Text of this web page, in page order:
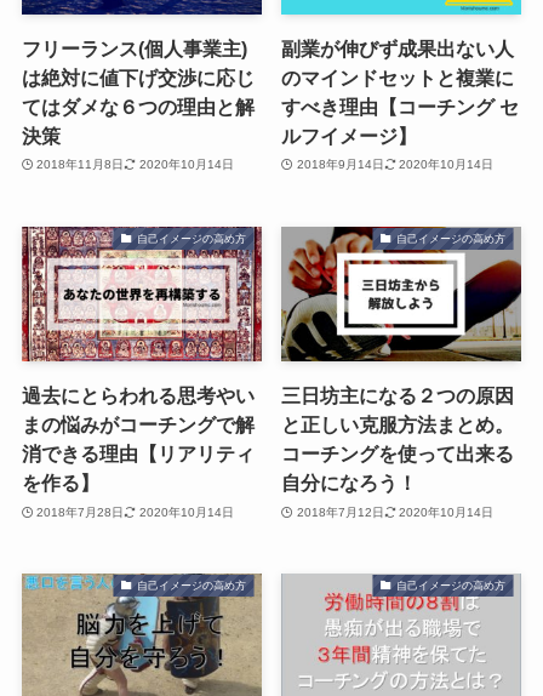
フリーランス(個人事業主)
は絶対に値下げ交渉に応じ
てはダメな６つの理由と解
決策
2018年11月8日 2020年10月14日
副業が伸びず成果出ない人
のマインドセットと複業に
すべき理由【コーチング セ
ルフイメージ】
2018年9月14日 2020年10月14日
自己イメージの高め方
過去にとらわれる思考やい
まの悩みがコーチングで解
消できる理由【リアリティ
を作る】
2018年7月28日 2020年10月14日
自己イメージの高め方
三日坊主になる２つの原因
と正しい克服方法まとめ。
コーチングを使って出来る
自分になろう！
2018年7月12日 2020年10月14日
自己イメージの高め方 自己イメージの高め方